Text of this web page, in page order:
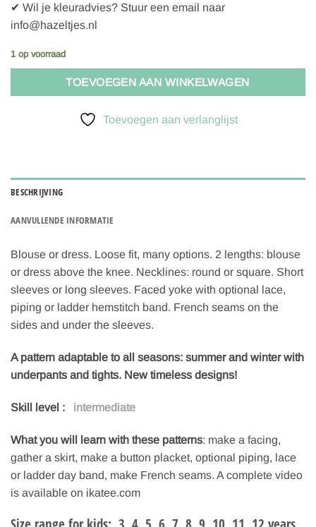
✔ Wil je kleuradvies? Stuur een email naar
info@hazeltjes.nl
1 op voorraad
TOEVOEGEN AAN WINKELWAGEN
Toevoegen aan verlanglijst
BESCHRIJVING
AANVULLENDE INFORMATIE
Blouse or dress. Loose fit, many options. 2 lengths: blouse
or dress above the knee. Necklines: round or square. Short
sleeves or long sleeves. Faced yoke with optional lace,
piping or ladder hemstitch band. French seams on the
sides and under the sleeves.
A pattern adaptable to all seasons: summer and winter with
underpants and tights. New timeless designs!
Skill level : intermediate
What you will learn with these patterns: make a facing,
gather a skirt, make a button placket, optional piping, lace
or ladder day band, make French seams. A complete video
is available on ikatee.com